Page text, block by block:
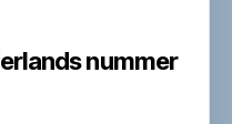
nummer